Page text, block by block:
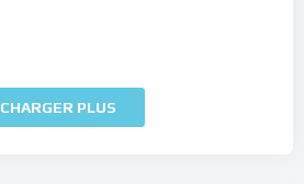
CHARGER PLUS